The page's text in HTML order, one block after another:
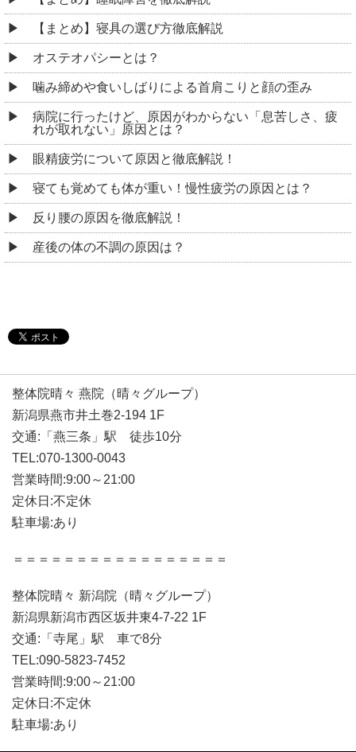
【まとめ】寝具の選び方徹底解説
オステオパシーとは？
噛み締めや食いしばりによる首肩こりと顔の歪み
病院に行ったけど、原因がわからない「息苦しさ、疲
れが取れない」原因とは？
眼精疲労について原因と徹底解説！
寝ても覚めても体が重い！慢性疲労の原因とは？
反り腰の原因を徹底解説！
産後の体の不調の原因は？
整体院晴々 燕院（晴々グループ）
新潟県燕市井土巻2-194 1F
交通:「燕三条」駅 徒歩10分
TEL:070-1300-0043
営業時間:9:00～21:00
定休日:不定休
駐車場:あり
＝＝＝＝＝＝＝＝＝＝＝＝＝＝＝＝＝
整体院晴々 新潟院（晴々グループ）
新潟県新潟市西区坂井東4-7-22 1F
交通:「寺尾」駅 車で8分
TEL:090-5823-7452
営業時間:9:00～21:00
定休日:不定休
駐車場:あり